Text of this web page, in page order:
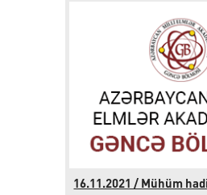
16.11.2021 / Mühüm